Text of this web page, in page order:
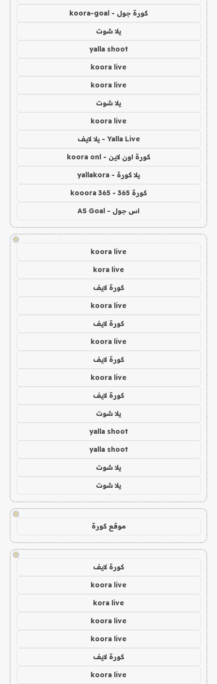
كورة جول - koora-goal
يلا شوت
yalla shoot
koora live
koora live
يلا شوت
koora live
Yalla Live - يلا لايف
كورة اون لاين - koora onl
يلا كورة - yallakora
كورة 365 - kooora 365
اس جول - AS Goal
!
koora live
kora live
كورة لايف
koora live
كورة لايف
koora live
كورة لايف
koora live
كورة لايف
يلا شوت
yalla shoot
yalla shoot
يلا شوت
يلا شوت
!
موقع كورة
!
كورة لايف
koora live
kora live
koora live
koora live
كورة لايف
koora live